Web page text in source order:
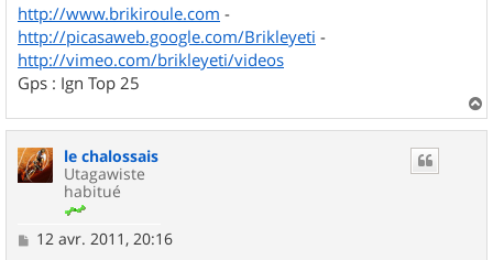
http://www.brikiroule.com -
http://picasaweb.google.com/Brikleyeti -
http://vimeo.com/brikleyeti/videos
Gps : Ign Top 25
a
le chalossais
Utagawiste
habitué
M12 avr. 2011, 20:16